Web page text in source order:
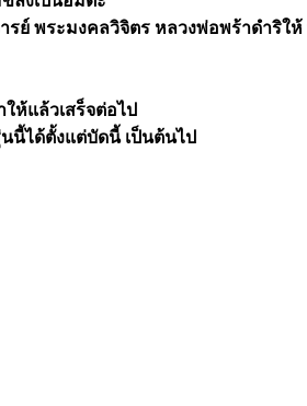
พระมงคลวิจิตร หลวงพ่อพร้าดำริใ
ห้แล้วเสร็จต่อไป
นี้ได้ตั้งแต่บัดนี้ เป็นต้นไป